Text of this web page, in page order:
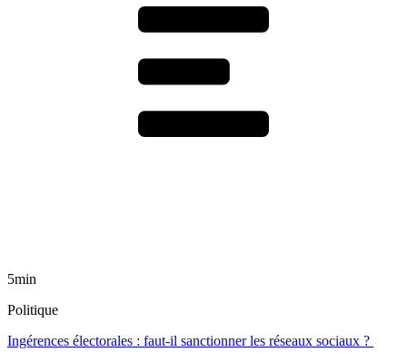
5min
Politique
Ingérences électorales : faut-il sanctionner les réseaux sociaux ?